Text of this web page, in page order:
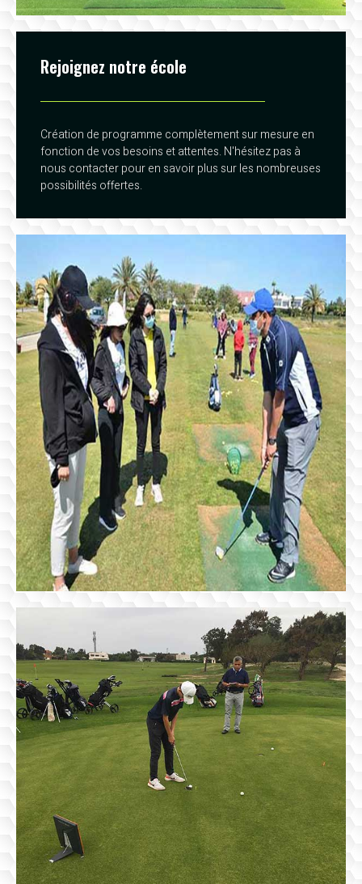
Rejoignez notre école
Création de programme complètement sur mesure en
fonction de vos besoins et attentes. N'hésitez pas à
nous contacter pour en savoir plus sur les nombreuses
possibilités offertes.